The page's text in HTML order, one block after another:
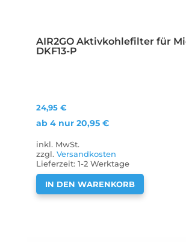
AIR2GO Aktivkohlefilter für
DKF13-P
24,95 €
ab 4 nur 20,95 €
inkl. MwSt.
zzgl. Versandkosten
Lieferzeit: 1-2 Werktage
IN DEN WARENKORB